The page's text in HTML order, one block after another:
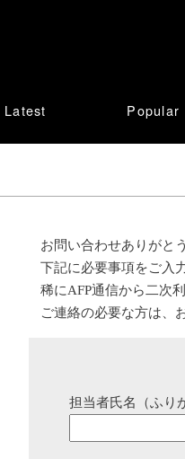
Latest Popular
お問い合わせありがと
下記に必要事項をご入
稀にAFP通信から二次
ご連絡の必要な方は、
担当者氏名（ふり